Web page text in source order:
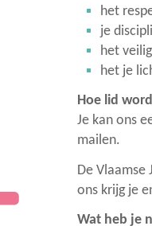
het
je
het
het je
Hoe lid
Je kan ons
mailen.
De
ons krijg je
Wat heb je